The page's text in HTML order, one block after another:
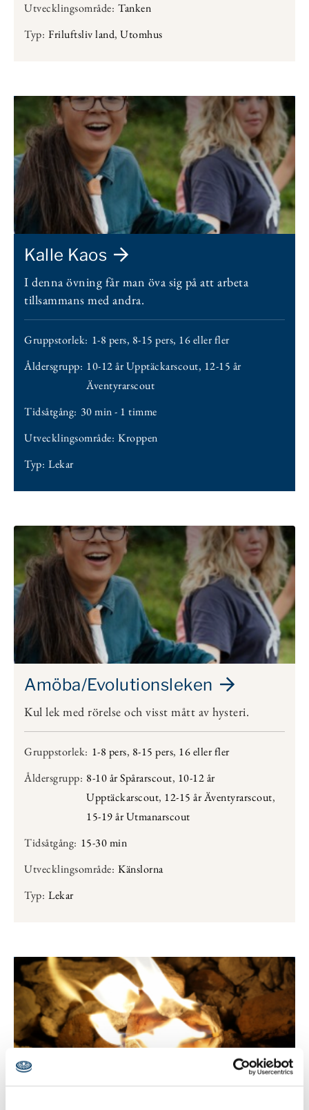
Utvecklingsområde: Tanken
Typ: Friluftsliv land, Utomhus
Kalle Kaos
I denna övning får man öva sig på att arbeta
tillsammans med andra.
Gruppstorlek: 1-8 pers, 8-15 pers, 16 eller fler
Åldersgrupp: 10-12 år Upptäckarscout, 12-15 år
Äventyrarscout
Tidsåtgång: 30 min - 1 timme
Utvecklingsområde: Kroppen
Typ: Lekar
Amöba/Evolutionsleken
Kul lek med rörelse och visst mått av hysteri.
Gruppstorlek: 1-8 pers, 8-15 pers, 16 eller fler
Åldersgrupp: 8-10 år Spårarscout, 10-12 år
Upptäckarscout, 12-15 år Äventyrarscout,
15-19 år Utmanarscout
Tidsåtgång: 15-30 min
Utvecklingsområde: Känslorna
Typ: Lekar